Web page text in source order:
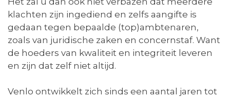
klachten zijn ingediend en zelfs aangifte is
gedaan tegen bepaalde (top)ambtenaren,
zoals van juridische zaken en concernstaf. Want
de hoeders van kwaliteit en integriteit leveren
en zijn dat zelf niet altijd.
Venlo ontwikkelt zich sinds een aantal jaren tot